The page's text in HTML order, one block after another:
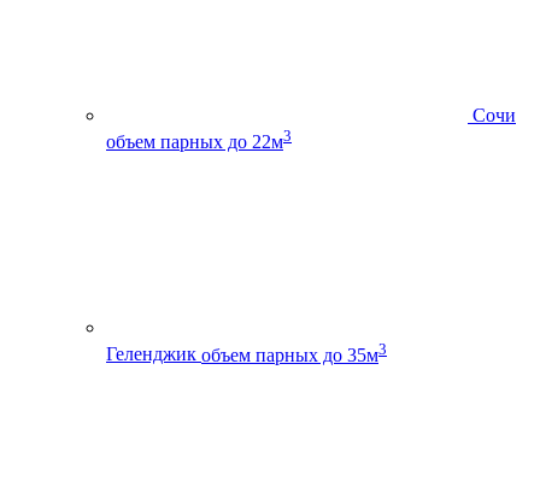
Сочи
объем парных до 22м3
Геленджик объем парных до 35м3